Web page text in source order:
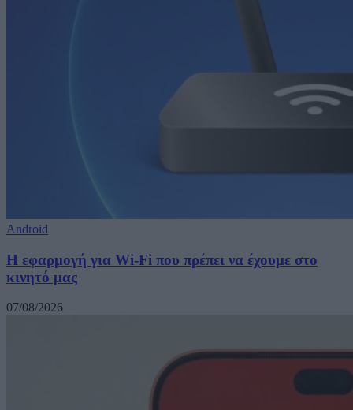
Android
Η εφαρμογή για Wi-Fi που πρέπει να έχουμε στο
κινητό μας
07/08/2026